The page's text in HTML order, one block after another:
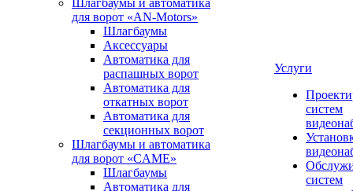
Шлагбаумы и автоматика
для ворот «AN-Motors»
Шлагбаумы
Аксессуары
Автоматика для
распашных ворот
Автоматика для
откатных ворот
Автоматика для
секционных ворот
Шлагбаумы и автоматика
для ворот «CAME»
Шлагбаумы
Автоматика для
Услуги
систем
систем